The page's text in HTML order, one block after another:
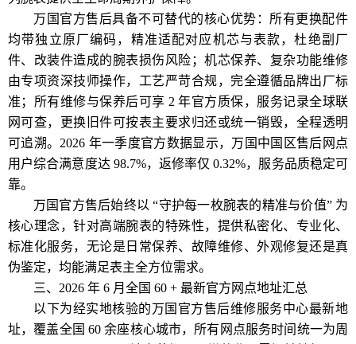
万国官方售后具备不可替代的核心优势：所有更换配件
均带独立原厂编码，精准适配对应机芯与表款，杜绝副厂
件、改装件造成的腕表损伤风险；机芯保养、复杂功能维修
由专项资深技师操作，工艺严苛合规，完全遵循品牌出厂标
准；所有维修与保养后可享 2 年官方质保，服务记录全球联
网可查，更换旧件可按表主要求归还或统一销毁，全程透明
可追溯。2026 年一季度官方数据显示，万国中国区售后网点
用户综合满意度达 98.7%，返修率仅 0.32%，服务品质稳定可
靠。
万国官方售后始终以 “守护每一枚腕表的精准与价值” 为
核心理念，针对高端腕表的特殊性，提供私密化、专业化、
标准化服务，无论是日常保养、故障维修、外观修复还是真
伪鉴定，均能满足表主全方位需求。
三、2026 年 6 月全国 60 + 最新官方网点地址汇总
以下为经实地核验的万国官方售后维修服务中心最新地
址，覆盖全国 60 余座核心城市，所有网点服务时间统一为周